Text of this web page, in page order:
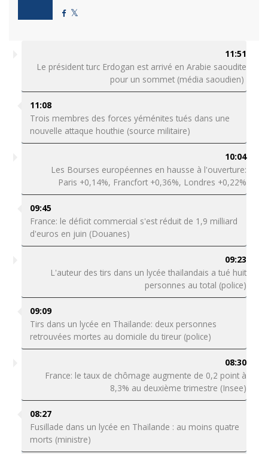
11:51
Le président turc Erdogan est arrivé en Arabie saoudite
pour un sommet (média saoudien)
11:08
Trois membres des forces yéménites tués dans une
nouvelle attaque houthie (source militaire)
10:04
Les Bourses européennes en hausse à l'ouverture:
Paris +0,14%, Francfort +0,36%, Londres +0,22%
09:45
France: le déficit commercial s'est réduit de 1,9 milliard
d'euros en juin (Douanes)
09:23
L'auteur des tirs dans un lycée thaïlandais a tué huit
personnes au total (police)
09:09
Tirs dans un lycée en Thaïlande: deux personnes
retrouvées mortes au domicile du tireur (police)
08:30
France: le taux de chômage augmente de 0,2 point à
8,3% au deuxième trimestre (Insee)
08:27
Fusillade dans un lycée en Thaïlande : au moins quatre
morts (ministre)